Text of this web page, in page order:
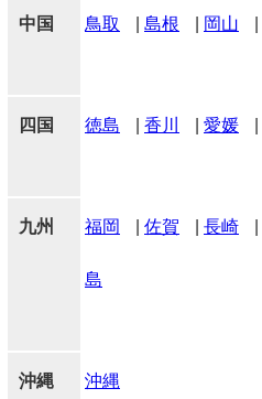
中国 鳥取 島根 岡山
四国 徳島 香川 愛媛
九州 福岡 佐賀 長崎
島
沖縄 沖縄